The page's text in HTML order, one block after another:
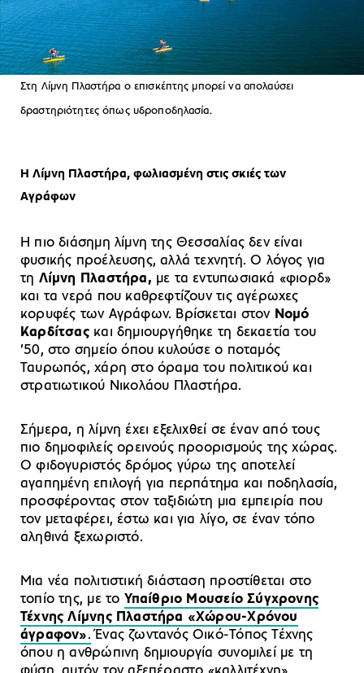
Στη Λίμνη Πλαστήρα ο επισκέπτης μπορεί να απολαύσει
δραστηριότητες όπως υδροποδηλασία.
Η Λίμνη Πλαστήρα, φωλιασμένη στις σκιές των
Αγράφων
Η πιο διάσημη λίμνη της Θεσσαλίας δεν είναι
φυσικής προέλευσης, αλλά τεχνητή. Ο λόγος για
τη Λίμνη Πλαστήρα, με τα εντυπωσιακά «φιορδ»
και τα νερά που καθρεφτίζουν τις αγέρωχες
κορυφές των Αγράφων. Βρίσκεται στον Νομό
Καρδίτσαςκαι δημιουργήθηκε τη δεκαετία του
’50, στο σημείο όπου κυλούσε ο ποταμός
Ταυρωπός, χάρη στο όραμα του πολιτικού και
στρατιωτικού Νικολάου Πλαστήρα.
Σήμερα, η λίμνη έχει εξελιχθεί σε έναν από τους
πιο δημοφιλείς ορεινούς προορισμούς της χώρας.
Ο φιδογυριστός δρόμος γύρω της αποτελεί
αγαπημένη επιλογή για περπάτημα και ποδηλασία,
προσφέροντας στον ταξιδιώτη μια εμπειρία που
τον μεταφέρει, έστω και για λίγο, σε έναν τόπο
αληθινά ξεχωριστό.
Μια νέα πολιτιστική διάσταση προστίθεται στο
τοπίο της, με το Υπαίθριο Μουσείο Σύγχρονης
Τέχνης Λίμνης Πλαστήρα «Χώρου-Χρόνου
άγραφον».Ένας ζωντανός Οικό-Τόπος Τέχνης
όπου η ανθρώπινη δημιουργία συνομιλεί με τη